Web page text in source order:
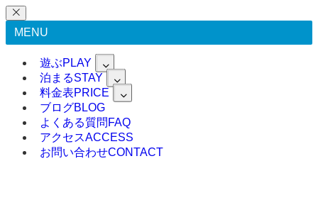
MENU
遊ぶPLAY
泊まるSTAY
料金表PRICE
ブログBLOG
よくある質問 FAQ
アクセスACCESS
お問い合わせCONTACT